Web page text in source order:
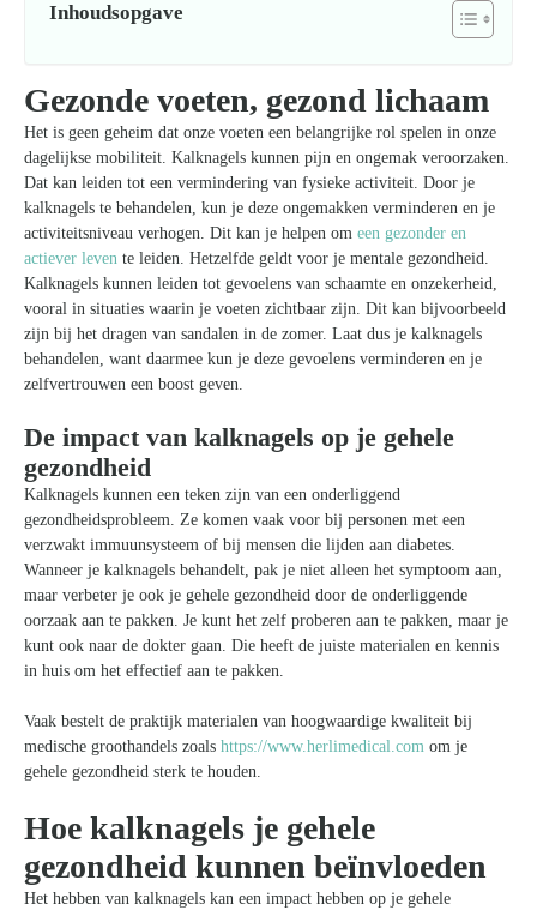
Inhoudsopgave
Gezonde voeten, gezond lichaam
Het is geen geheim dat onze voeten een belangrijke rol spelen in onze
dagelijkse mobiliteit. Kalknagels kunnen pijn en ongemak veroorzaken.
Dat kan leiden tot een vermindering van fysieke activiteit. Door je
kalknagels te behandelen, kun je deze ongemakken verminderen en je
activiteitsniveau verhogen. Dit kan je helpen om een gezonder en
actiever leven te leiden. Hetzelfde geldt voor je mentale gezondheid.
Kalknagels kunnen leiden tot gevoelens van schaamte en onzekerheid,
vooral in situaties waarin je voeten zichtbaar zijn. Dit kan bijvoorbeeld
zijn bij het dragen van sandalen in de zomer. Laat dus je kalknagels
behandelen, want daarmee kun je deze gevoelens verminderen en je
zelfvertrouwen een boost geven.
De impact van kalknagels op je gehele
gezondheid
Kalknagels kunnen een teken zijn van een onderliggend
gezondheidsprobleem. Ze komen vaak voor bij personen met een
verzwakt immuunsysteem of bij mensen die lijden aan diabetes.
Wanneer je kalknagels behandelt, pak je niet alleen het symptoom aan,
maar verbeter je ook je gehele gezondheid door de onderliggende
oorzaak aan te pakken. Je kunt het zelf proberen aan te pakken, maar je
kunt ook naar de dokter gaan. Die heeft de juiste materialen en kennis
in huis om het effectief aan te pakken.
Vaak bestelt de praktijk materialen van hoogwaardige kwaliteit bij
medische groothandels zoals https://www.herlimedical.com om je
gehele gezondheid sterk te houden.
Hoe kalknagels je gehele
gezondheid kunnen beïnvloeden
Het hebben van kalknagels kan een impact hebben op je gehele